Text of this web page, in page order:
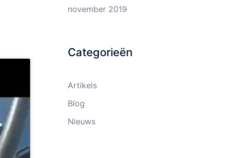
november 2019
Categorieën
Artikels
Blog
Nieuws